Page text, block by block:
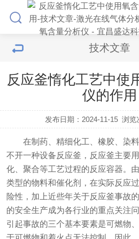
技术文章
反应釜惰化工艺中使
仪的作用
发布日期：2024-11-15 浏览
在制药、精细化工、橡胶、染
不开一种设备反应釜，反应釜主要
化、聚合等工艺过程的反应容器。
类型的物料和催化剂，在实际反应
险性，加上近些年关于反应釜事故
的安全生产成为各行业的重点关注
引起事故的三个基本要素是可燃物